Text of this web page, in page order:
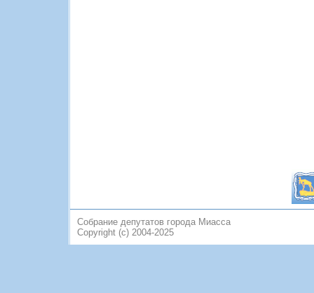
Собрание депутатов города Миасса
Copyright (c) 2004-2025